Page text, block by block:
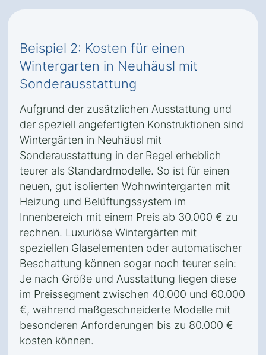
Beispiel 2: Kosten für einen
Wintergarten in Neuhäusl mit
Sonderausstattung
Aufgrund der zusätzlichen Ausstattung und
der speziell angefertigten Konstruktionen sind
Wintergärten in Neuhäusl mit
Sonderausstattung in der Regel erheblich
teurer als Standardmodelle. So ist für einen
neuen, gut isolierten Wohnwintergarten mit
Heizung und Belüftungssystem im
Innenbereich mit einem Preis ab 30.000 € zu
rechnen. Luxuriöse Wintergärten mit
speziellen Glaselementen oder automatischer
Beschattung können sogar noch teurer sein:
Je nach Größe und Ausstattung liegen diese
im Preissegment zwischen 40.000 und 60.000
€, während maßgeschneiderte Modelle mit
besonderen Anforderungen bis zu 80.000 €
kosten können.